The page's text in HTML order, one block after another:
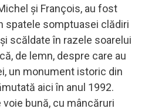
și François, au fost
spatele somptuasei clădiri
scăldate în razele soarelui
de lemn, despre care au
un monument istoric din
aici în anul 1992.
voie bună, cu mâncăruri